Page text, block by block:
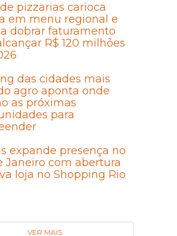
pizzarias carioca
em menu regional e
dobrar faturamento
R$ 120 milhões
das cidades mais
agro aponta onde
as próximas
para
expande presença no
Janeiro com abertura
loja no Shopping Rio
VER MAIS